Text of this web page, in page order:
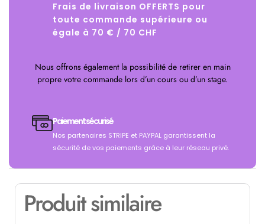
Frais de livraison OFFERTS pour
toute commande supérieure ou
égale à 70 € / 70 CHF
Nous offrons également la possibilité de retirer en main
propre votre commande lors d’un cours ou d’un stage.
Paiement sécurisé
Nos partenaires STRIPE et PAYPAL garantissent la
sécurité de vos paiements grâce à leur réseau privé.
Produit similaire